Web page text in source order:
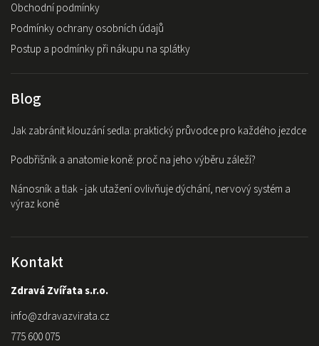
Obchodní podmínky
Podmínky ochrany osobních údajů
Postup a podmínky při nákupu na splátky
Blog
Jak zabránit klouzání sedla: praktický průvodce pro každého jezdce
Podbřišník a anatomie koně: proč na jeho výběru záleží?
Nánosník a tlak - jak utažení ovlivňuje dýchání, nervový systém a
výraz koně
Kontakt
Zdravá Zvířata s.r.o.
info@zdravazvirata.cz
775 600 075